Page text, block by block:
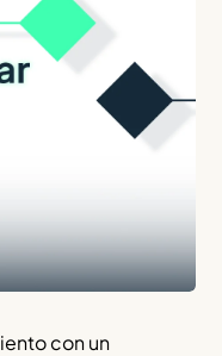
con un